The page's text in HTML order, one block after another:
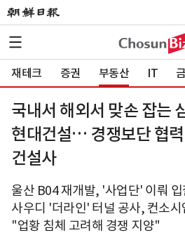
재테크 증권 부동산 IT
국내서 해외서 맞손 잡는
현대건설… 경쟁보단 협
건설사
울산 B04 재개발, '사업단' 이뤄 입
사우디 '더라인' 터널 공사, 컨소시
"업황 침체 고려해 경쟁 지양"